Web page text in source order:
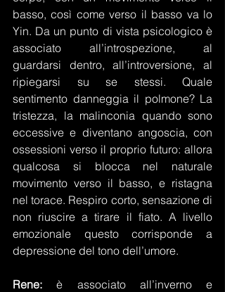
basso, così come verso il basso va lo
Yin. Da un punto di vista psicologico è
associato all’introspezione, al
guardarsi dentro, all’introversione, al
ripiegarsi su se stessi. Quale
sentimento danneggia il polmone? La
tristezza, la malinconia quando sono
eccessive e diventano angoscia, con
ossessioni verso il proprio futuro: allora
qualcosa si blocca nel naturale
movimento verso il basso, e ristagna
nel torace. Respiro corto, sensazione di
non riuscire a tirare il fiato. A livello
emozionale questo corrisponde a
depressione del tono dell’umore.
Rene: è associato all’inverno e